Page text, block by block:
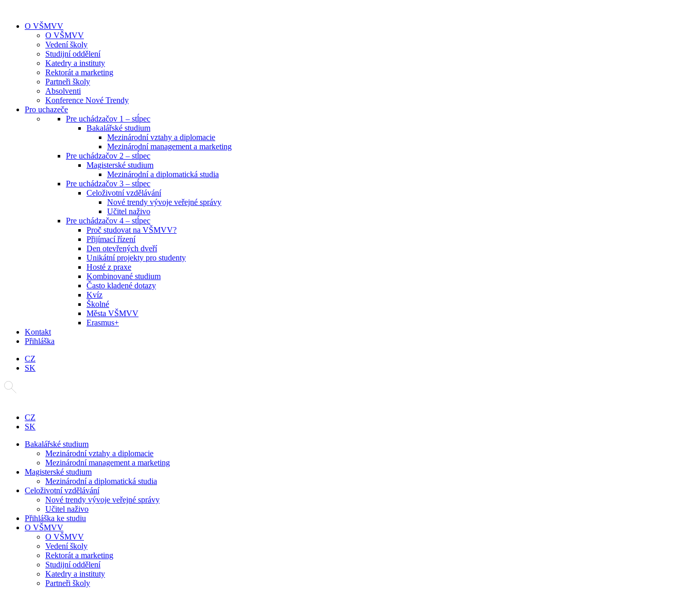
O VŠMVV
O VŠMVV
Vedení školy
Studijní oddělení
Katedry a instituty
Rektorát a marketing
Partneři školy
Absolventi
Konference Nové Trendy
Pro uchazeče
Pre uchádzačov 1 – stĺpec
Bakalářské studium
Mezinárodní vztahy a diplomacie
Mezinárodní management a marketing
Pre uchádzačov 2 – stĺpec
Magisterské studium
Mezinárodní a diplomatická studia
Pre uchádzačov 3 – stĺpec
Celoživotní vzdělávání
Nové trendy vývoje veřejné správy
Učitel naživo
Pre uchádzačov 4 – stĺpec
Proč studovat na VŠMVV?
Přijímací řízení
Den otevřených dveří
Unikátní projekty pro studenty
Hosté z praxe
Kombinované studium
Často kladené dotazy
Kvíz
Školné
Města VŠMVV
Erasmus+
Kontakt
Přihláška
CZ
SK
CZ
SK
Bakalářské studium
Mezinárodní vztahy a diplomacie
Mezinárodní management a marketing
Magisterské studium
Mezinárodní a diplomatická studia
Celoživotní vzdělávání
Nové trendy vývoje veřejné správy
Učitel naživo
Přihláška ke studiu
O VŠMVV
O VŠMVV
Vedení školy
Rektorát a marketing
Studijní oddělení
Katedry a instituty
Partneři školy